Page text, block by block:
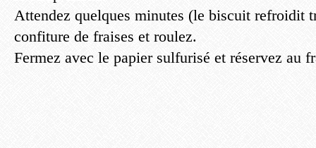
Attendez quelques minutes (le biscuit refroidit
confiture de fraises et roulez.
Fermez avec le papier sulfurisé et réservez au